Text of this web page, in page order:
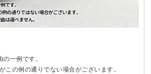
一例です。
この例の通りでない場合がございます。